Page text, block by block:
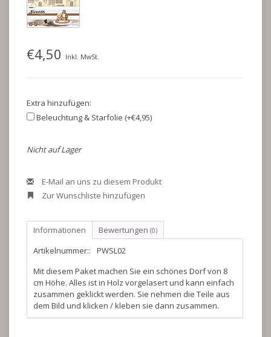
€4,50 Inkl. MwSt.
Extra hinzufügen:
Beleuchtung & Starfolie (+€4,95)
Nicht auf Lager
E-Mail an uns zu diesem Produkt
Zur Wunschliste hinzufügen
Informationen Bewertungen (0)
Artikelnummer::
PWSL02
Mit diesem Paket machen Sie ein schönes Dorf von 8
cm Höhe. Alles ist in Holz vorgelasert und kann einfach
zusammen geklickt werden. Sie nehmen die Teile aus
dem Bild und klicken / kleben sie dann zusammen.